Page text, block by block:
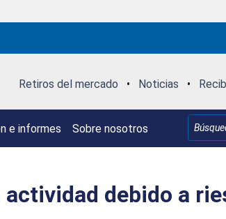
Retiros del mercado • Noticias •
e informes Sobre nosotros
debido a